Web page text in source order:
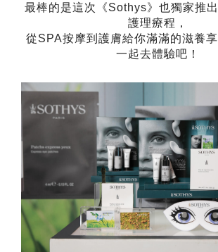
最棒的是這次《Sothys》也獨家推
護理療程，
從SPA按摩到護膚給你滿滿的滋養
一起去體驗吧！